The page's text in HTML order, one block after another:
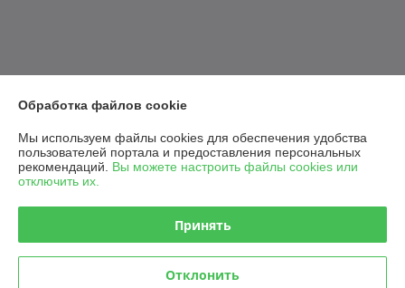
Обработка файлов cookie
Мы используем файлы cookies для обеспечения удобства
пользователей портала и предоставления персональных
рекомендаций. Вы можете настроить файлы cookies или
отключить их.
Принять
Отклонить